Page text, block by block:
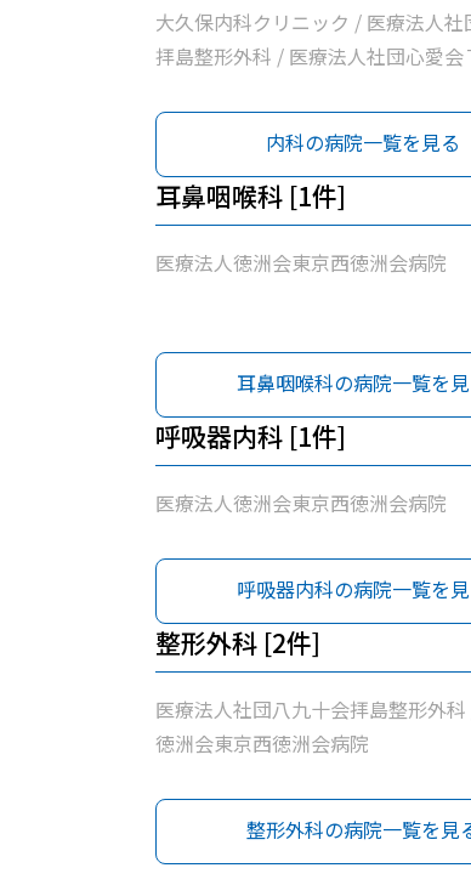
大久保内科クリニック / 医療法人社
拝島整形外科 / 医療法人社団心愛会
東京石心会昭島腎クリニック / 医療
東京西徳洲会病院 / 名取医院 / 公益
島市医師会診療所 / 昭島内科クリニ
法人社団玲世会いろは診療所 / 桂
熊川病院
内科の病院一覧を見る
耳鼻咽喉科 [1件]
医療法人徳洲会東京西徳洲会病院
耳鼻咽喉科の病院一覧を
呼吸器内科 [1件]
医療法人徳洲会東京西徳洲会病院
呼吸器内科の病院一覧を
整形外科 [2件]
医療法人社団八九十会拝島整形外
徳洲会東京西徳洲会病院
整形外科の病院一覧を見